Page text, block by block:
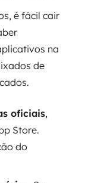
é fácil cair
na
de
oficiais,
Store.
do